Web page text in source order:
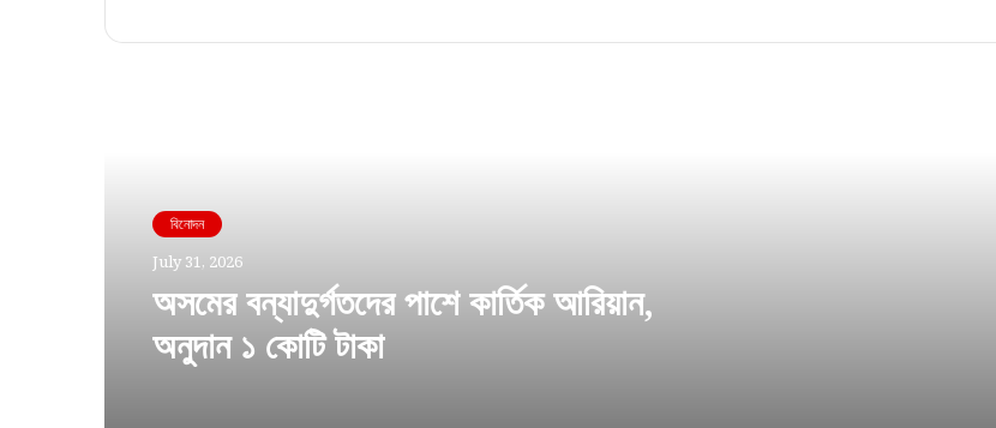
বিনোদন
July 31, 2026
অসমের বন্যাদুর্গতদের পাশে কার্তিক আরিয়ান,
অনুদান ১ কোটি টাকা
অসমের বন্যাদুর্গতদের পাশে কার্তিক আরিয়ান, অনুদান ১